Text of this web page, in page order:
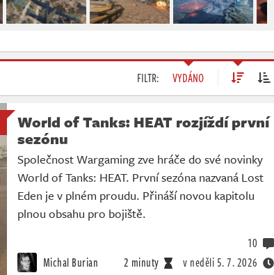
FILTR: VYDÁNO
World of Tanks: HEAT rozjíždí první
sezónu
Společnost Wargaming zve hráče do své novinky
World of Tanks: HEAT. První sezóna nazvaná Lost
Eden je v plném proudu. Přináší novou kapitolu
plnou obsahu pro bojiště.
Michal Burian 2 minuty v neděli 5. 7. 2026
10